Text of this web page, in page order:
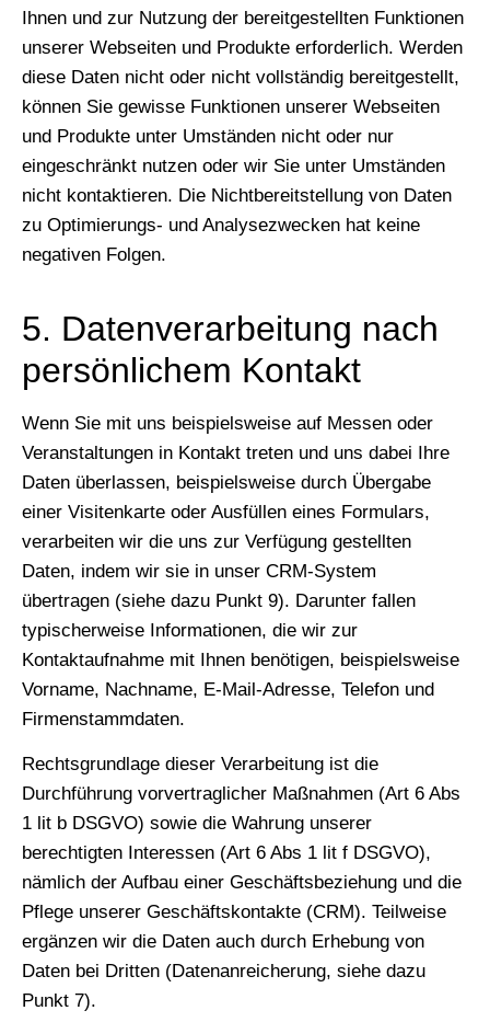
Ihnen und zur Nutzung der bereitgestellten Funktionen
unserer Webseiten und Produkte erforderlich. Werden
diese Daten nicht oder nicht vollständig bereitgestellt,
können Sie gewisse Funktionen unserer Webseiten
und Produkte unter Umständen nicht oder nur
eingeschränkt nutzen oder wir Sie unter Umständen
nicht kontaktieren. Die Nichtbereitstellung von Daten
zu Optimierungs- und Analysezwecken hat keine
negativen Folgen.
5. Datenverarbeitung nach
persönlichem Kontakt
Wenn Sie mit uns beispielsweise auf Messen oder
Veranstaltungen in Kontakt treten und uns dabei Ihre
Daten überlassen, beispielsweise durch Übergabe
einer Visitenkarte oder Ausfüllen eines Formulars,
verarbeiten wir die uns zur Verfügung gestellten
Daten, indem wir sie in unser CRM-System
übertragen (siehe dazu Punkt 9). Darunter fallen
typischerweise Informationen, die wir zur
Kontaktaufnahme mit Ihnen benötigen, beispielsweise
Vorname, Nachname, E-Mail-Adresse, Telefon und
Firmenstammdaten.
Rechtsgrundlage dieser Verarbeitung ist die
Durchführung vorvertraglicher Maßnahmen (Art 6 Abs
1 lit b DSGVO) sowie die Wahrung unserer
berechtigten Interessen (Art 6 Abs 1 lit f DSGVO),
nämlich der Aufbau einer Geschäftsbeziehung und die
Pflege unserer Geschäftskontakte (CRM). Teilweise
ergänzen wir die Daten auch durch Erhebung von
Daten bei Dritten (Datenanreicherung, siehe dazu
Punkt 7).